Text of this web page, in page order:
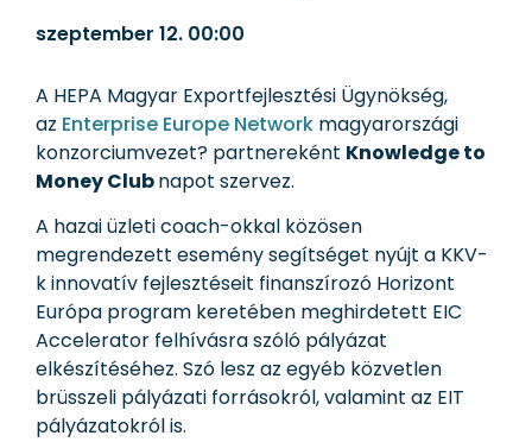
szeptember 12. 00:00
A HEPA Magyar Exportfejlesztési Ügynökség,
az Enterprise Europe Network magyarországi
konzorciumvezet? partnereként Knowledge to
Money Clubnapot szervez.
A hazai üzleti coach-okkal közösen
megrendezett esemény segítséget nyújt a KKV-
k innovatív fejlesztéseit finanszírozó Horizont
Európa program keretében meghirdetett EIC
Accelerator felhívásra szóló pályázat
elkészítéséhez. Szó lesz az egyéb közvetlen
brüsszeli pályázati forrásokról, valamint az EIT
pályázatokról is.